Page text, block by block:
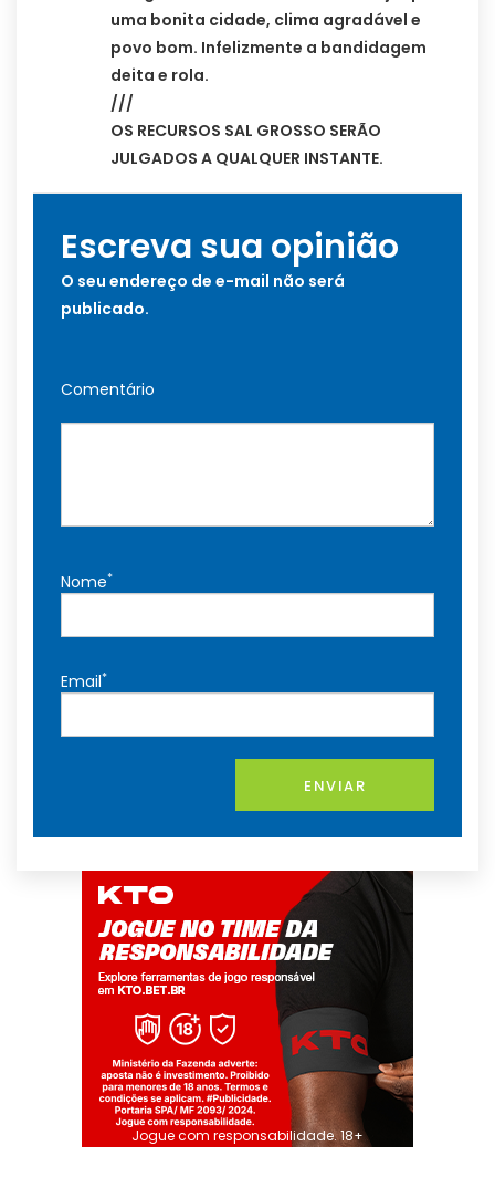
uma bonita cidade, clima agradável e
povo bom. Infelizmente a bandidagem
deita e rola.
///
OS RECURSOS SAL GROSSO SERÃO
JULGADOS A QUALQUER INSTANTE.
Escreva sua opinião
O seu endereço de e-mail não será
publicado.
Comentário
Nome*
Email*
ENVIAR
Jogue com responsabilidade. 18+